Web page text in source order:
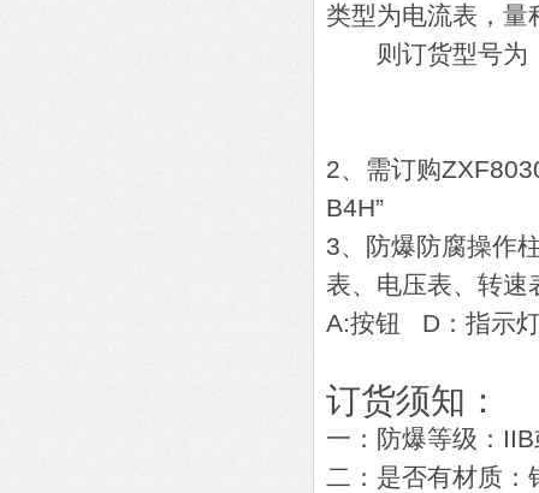
类型为电流表，
则订货型号为
2、需订购
B4H”
3、防爆防腐操作
表、电压表、转
A:按钮 D：指示
订货须知：
一：防爆等级：
二：是否有材质：